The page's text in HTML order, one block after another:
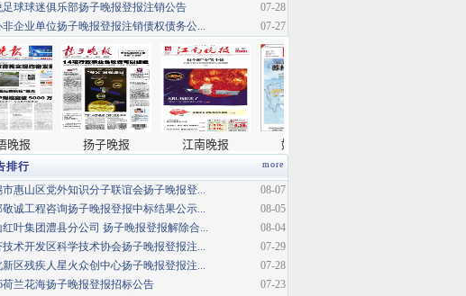
07-28
足球球迷俱乐部扬子晚报登报注销公告
07-27
非企业单位扬子晚报登报注销债权债务公...
more
排行
08-07
市惠山区党外知识分子联谊会扬子晚报登...
08-05
敬诚工程咨询扬子晚报登报中标结果公示...
08-04
红叶集团澧县分公司 扬子晚报登报解除合...
07-29
技术开发区科学技术协会扬子晚报登报注...
07-28
新区残疾人星火众创中心扬子晚报登报注...
07-23
荷兰花海扬子晚报登报招标公告